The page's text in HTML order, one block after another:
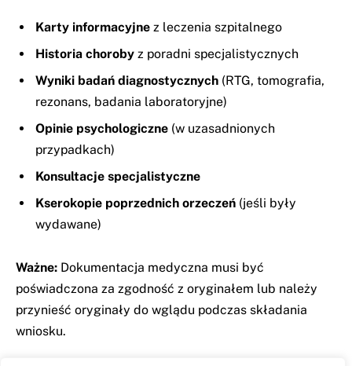
Karty informacyjne z leczenia szpitalnego
Historia choroby z poradni specjalistycznych
Wyniki badań diagnostycznych (RTG, tomografia,
rezonans, badania laboratoryjne)
Opinie psychologiczne (w uzasadnionych
przypadkach)
Konsultacje specjalistyczne
Kserokopie poprzednich orzeczeń (jeśli były
wydawane)
Ważne: Dokumentacja medyczna musi być
poświadczona za zgodność z oryginałem lub należy
przynieść oryginały do wglądu podczas składania
wniosku.